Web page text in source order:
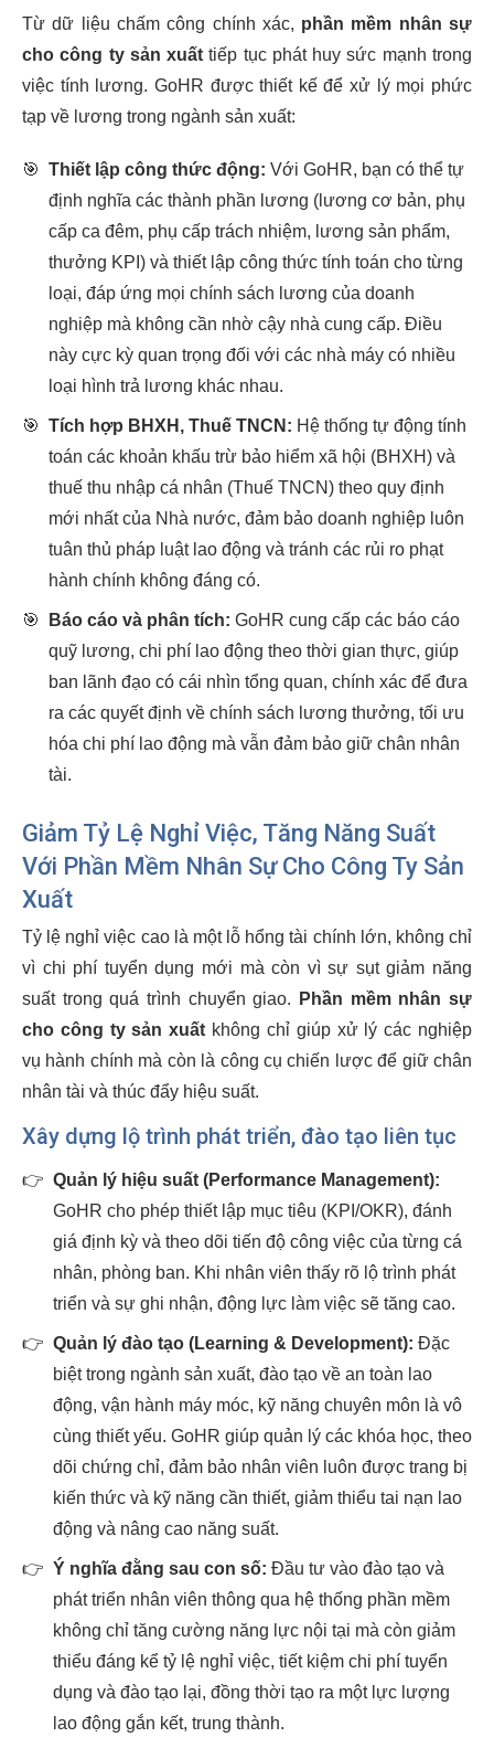
Từ dữ liệu chấm công chính xác, phần mềm nhân sự
cho công ty sản xuất tiếp tục phát huy sức mạnh trong
việc tính lương. GoHR được thiết kế để xử lý mọi phức
tạp về lương trong ngành sản xuất:
🎯 Thiết lập công thức động: Với GoHR, bạn có thể tự
định nghĩa các thành phần lương (lương cơ bản, phụ
cấp ca đêm, phụ cấp trách nhiệm, lương sản phẩm,
thưởng KPI) và thiết lập công thức tính toán cho từng
loại, đáp ứng mọi chính sách lương của doanh
nghiệp mà không cần nhờ cậy nhà cung cấp. Điều
này cực kỳ quan trọng đối với các nhà máy có nhiều
loại hình trả lương khác nhau.
🎯 Tích hợp BHXH, Thuế TNCN: Hệ thống tự động tính
toán các khoản khấu trừ bảo hiểm xã hội (BHXH) và
thuế thu nhập cá nhân (Thuế TNCN) theo quy định
mới nhất của Nhà nước, đảm bảo doanh nghiệp luôn
tuân thủ pháp luật lao động và tránh các rủi ro phạt
hành chính không đáng có.
🎯 Báo cáo và phân tích: GoHR cung cấp các báo cáo
quỹ lương, chi phí lao động theo thời gian thực, giúp
ban lãnh đạo có cái nhìn tổng quan, chính xác để đưa
ra các quyết định về chính sách lương thưởng, tối ưu
hóa chi phí lao động mà vẫn đảm bảo giữ chân nhân
tài.
Giảm Tỷ Lệ Nghỉ Việc, Tăng Năng Suất
Với Phần Mềm Nhân Sự Cho Công Ty Sản
Xuất
Tỷ lệ nghỉ việc cao là một lỗ hổng tài chính lớn, không chỉ
vì chi phí tuyển dụng mới mà còn vì sự sụt giảm năng
suất trong quá trình chuyển giao.
Phần mềm nhân sự
cho công ty sản xuất không chỉ giúp xử lý các nghiệp
vụ hành chính mà còn là công cụ chiến lược để giữ chân
nhân tài và thúc đẩy hiệu suất.
Xây dựng lộ trình phát triển, đào tạo liên tục
👉 Quản lý hiệu suất (Performance Management):
GoHR cho phép thiết lập mục tiêu (KPI/OKR), đánh
giá định kỳ và theo dõi tiến độ công việc của từng cá
nhân, phòng ban. Khi nhân viên thấy rõ lộ trình phát
triển và sự ghi nhận, động lực làm việc sẽ tăng cao.
👉 Quản lý đào tạo (Learning & Development): Đặc
biệt trong ngành sản xuất, đào tạo về an toàn lao
động, vận hành máy móc, kỹ năng chuyên môn là vô
cùng thiết yếu. GoHR giúp quản lý các khóa học, theo
dõi chứng chỉ, đảm bảo nhân viên luôn được trang bị
kiến thức và kỹ năng cần thiết, giảm thiểu tai nạn lao
động và nâng cao năng suất.
👉 Ý nghĩa đằng sau con số: Đầu tư vào đào tạo và
phát triển nhân viên thông qua hệ thống phần mềm
không chỉ tăng cường năng lực nội tại mà còn giảm
thiểu đáng kể tỷ lệ nghỉ việc, tiết kiệm chi phí tuyển
dụng và đào tạo lại, đồng thời tạo ra một lực lượng
lao động gắn kết, trung thành.